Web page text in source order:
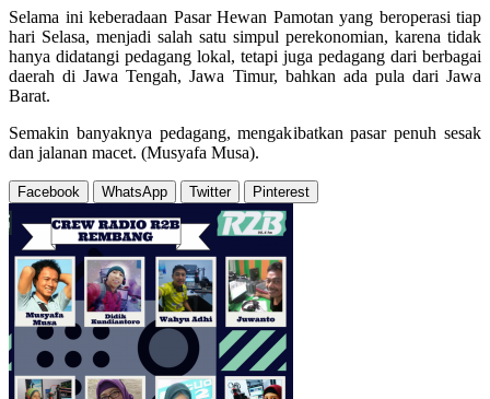
Selama ini keberadaan Pasar Hewan Pamotan yang beroperasi tiap
hari Selasa, menjadi salah satu simpul perekonomian, karena tidak
hanya didatangi pedagang lokal, tetapi juga pedagang dari berbagai
daerah di Jawa Tengah, Jawa Timur, bahkan ada pula dari Jawa
Barat.
Semakin banyaknya pedagang, mengakibatkan pasar penuh sesak
dan jalanan macet. (Musyafa Musa).
Facebook WhatsApp Twitter Pinterest